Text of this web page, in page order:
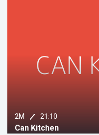
2M 21:10
Can Kitchen